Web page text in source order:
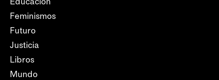
Feminismos
Futuro
Justicia
Libros
Mundo